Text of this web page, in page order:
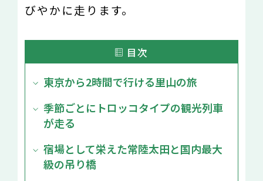
びやかに走ります。
目次
東京から2時間で行ける里山の旅
季節ごとにトロッコタイプの観光列車
が走る
宿場として栄えた常陸太田と国内最大
級の吊り橋